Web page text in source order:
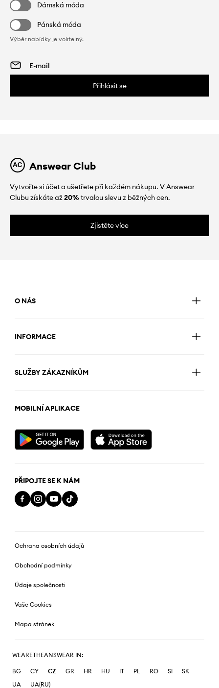
Dámská móda
Pánská móda
Výběr nabídky je volitelný.
Přihlásit se
Answear Club
Vytvořte si účet a ušetřete při každém nákupu. V Answear
Clubu získáte až20%trvalou slevu z běžných cen.
Zjistěte více
O NÁS
INFORMACE
SLUŽBY ZÁKAZNÍKŮM
MOBILNÍ APLIKACE
PŘIPOJTE SE K NÁM
Ochrana osobních údajů
Obchodní podmínky
Údaje společnosti
Vaše Cookies
Mapa stránek
WEARETHEANSWEAR IN:
BG CY CZ GR HR HU IT PL RO SI
SK
UA
UA(RU)